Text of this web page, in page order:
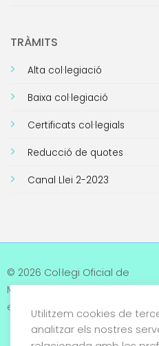
TRÀMITS
Alta col·legiació
Baixa col·legiació
Certificats col·legials
Reducció de quotes
Canal Llei 2-2023
© 2026 Col·legi Oficial de
Metges de Tarragona. Tots
els drets reservats
Utilitzem cookies de
analitzar els nostres